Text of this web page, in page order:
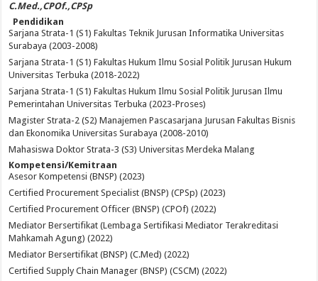
C.Med.,CPOf.,CPSp
Pendidikan
Sarjana Strata-1 (S1) Fakultas Teknik Jurusan Informatika Universitas
Surabaya (2003-2008)
Sarjana Strata-1 (S1) Fakultas Hukum Ilmu Sosial Politik Jurusan Hukum
Universitas Terbuka (2018-2022)
Sarjana Strata-1 (S1) Fakultas Hukum Ilmu Sosial Politik Jurusan Ilmu
Pemerintahan Universitas Terbuka (2023-Proses)
Magister Strata-2 (S2) Manajemen Pascasarjana Jurusan Fakultas Bisnis
dan Ekonomika Universitas Surabaya (2008-2010)
Mahasiswa Doktor Strata-3 (S3) Universitas Merdeka Malang
Kompetensi/Kemitraan
Asesor Kompetensi (BNSP) (2023)
Certified Procurement Specialist (BNSP) (CPSp) (2023)
Certified Procurement Officer (BNSP) (CPOf) (2022)
Mediator Bersertifikat (Lembaga Sertifikasi Mediator Terakreditasi
Mahkamah Agung) (2022)
Mediator Bersertifikat (BNSP) (C.Med) (2022)
Certified Supply Chain Manager (BNSP) (CSCM) (2022)